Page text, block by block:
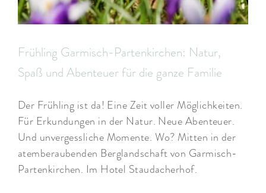
Frühling Garmisch-Partenkirchen: Natur,
Spaß und Abenteuer für die ganze Familie
Der Frühling ist da! Eine Zeit voller Möglichkeiten.
Für Erkundungen in der Natur. Neue Abenteuer.
Und unvergessliche Momente. Wo? Mitten in der
atemberaubenden Berglandschaft von Garmisch-
Partenkirchen. Im Hotel Staudacherhof.